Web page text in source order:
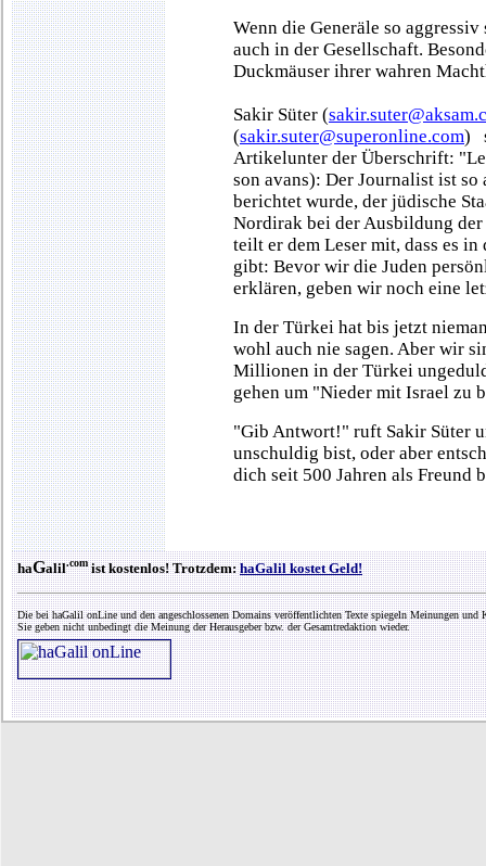
Wenn die Generäle so
auch in der Gesellschaft.
Duckmäuser ihrer wahren
Sakir Süter (
(sakir.suter@superonline.com)
Artikelunter der Überschrift:
son avans): Der Journalist ist so
berichtet wurde, der jüdische
Nordirak bei der Ausbildung
teilt er dem Leser mit, dass es
gibt: Bevor wir die Juden
erklären, geben wir noch eine
In der Türkei hat bis jetzt
wohl auch nie sagen. Aber wir
Millionen in der Türkei
gehen um "Nieder mit Israel zu
"Gib Antwort!" ruft Sakir Süter
unschuldig bist, oder aber
dich seit 500 Jahren als Freund
haGalil.comist kostenlos! Trotzdem:haGalil kostet Geld!
Die bei haGalil onLine und den angeschlossenen Domains veröffentlichten Texte spiegeln Meinungen und
Sie geben nicht unbedingt die Meinung der Herausgeber bzw. der Gesamtredaktion wieder.